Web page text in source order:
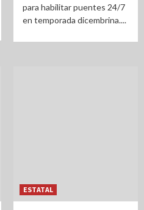
para habilitar puentes 24/7
en temporada dicembrina....
ESTATAL